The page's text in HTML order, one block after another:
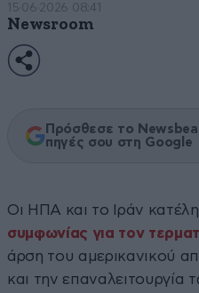
15·06·2026 08:41
Newsroom
Πρόσθεσε το
πηγές σου στη Google
Οι ΗΠΑ και το Ιράν
συμφωνίας για τον
άρση του αμερικανικού
και την